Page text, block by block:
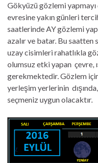
Gökyüzü gözlemi yapmayı
evresine yakın günleri
saatlerinde AY gözlemi
azalır ve batar. Bu
uzay cisimleri rahatlıkla
olumsuz etki yapan çevre,
gerekmektedir. Gözlem
yerleşim yerlerinin
seçmeniz uygun olacaktır.